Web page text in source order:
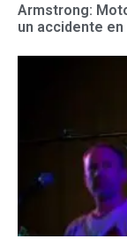
Armstrong:
un accidente